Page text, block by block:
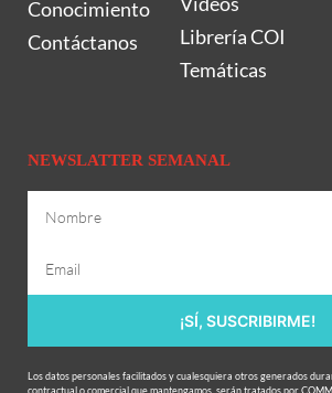
Conocimiento
Contáctanos
Librería COI
Temáticas
NEWSLATTER SEMANAL
¡SÍ, SUSCRIBIRME!
Los datos personales facilitados y cualesquiera otros generados